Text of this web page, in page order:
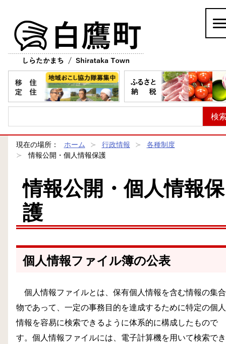
現在の場所： ホーム 行政情報
各種制度
情報公開・個人情報保護
情報公開・個人情報保
護
個人情報ファイル簿の公表
個人情報ファイルとは、保有個人情報を含む情報の集合
物であって、一定の事務目的を達成するために特定の個人
情報を容易に検索できるように体系的に構成したもので
す。個人情報ファイルには、電子計算機を用いて検索でき